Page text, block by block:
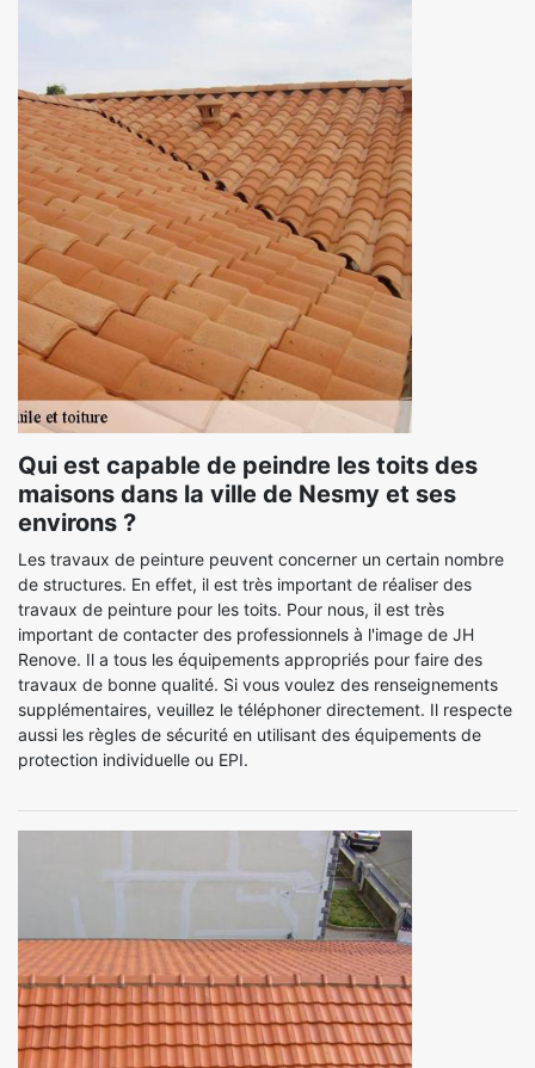
Qui est capable de peindre les toits des
maisons dans la ville de Nesmy et ses
environs ?
Les travaux de peinture peuvent concerner un certain nombre
de structures. En effet, il est très important de réaliser des
travaux de peinture pour les toits. Pour nous, il est très
important de contacter des professionnels à l'image de JH
Renove. Il a tous les équipements appropriés pour faire des
travaux de bonne qualité. Si vous voulez des renseignements
supplémentaires, veuillez le téléphoner directement. Il respecte
aussi les règles de sécurité en utilisant des équipements de
protection individuelle ou EPI.